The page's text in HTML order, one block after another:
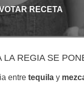
RECETA
REGIA SE
entre tequila y